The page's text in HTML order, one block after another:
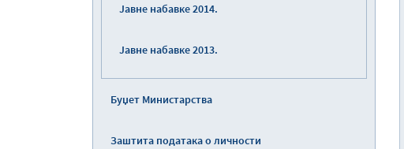
Јавне набавке 2014.
Јавне набавке 2013.
Буџет Министарства
Заштита података о личности